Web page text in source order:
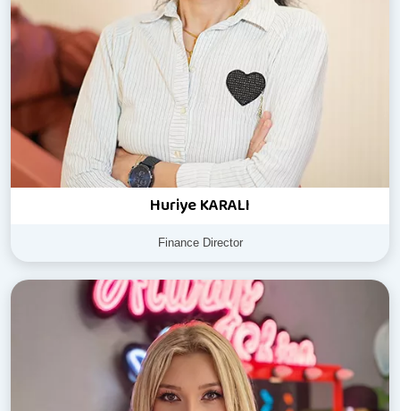
Huriye KARALI
Finance Director